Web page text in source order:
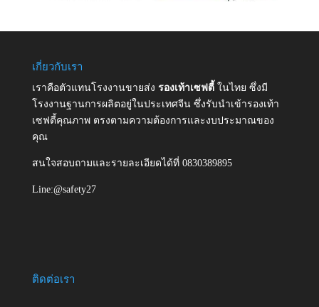
เกี่ยวกับเรา
เราคือตัวแทนโรงงานขายส่ง รองเท้าเซฟตี้ ในไทย ซึ่งมี
โรงงานฐานการผลิตอยู่ในประเทศจีน ซึ่งรับนำเข้ารองเท้า
เซฟตี้คุณภาพ ตรงตามความต้องการและงบประมาณของ
คุณ
สนใจสอบถามและรายละเอียดได้ที่ 0830389895
Line:@safety27
ติดต่อเรา